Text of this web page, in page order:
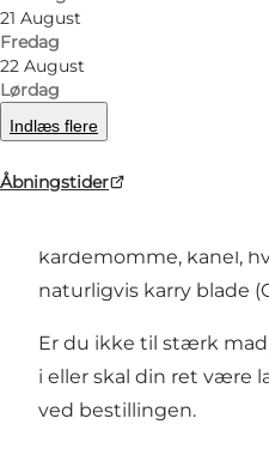
21 August
Fredag
22 August
Lørdag
Indlæs flere
Åbningstider
hvor der benyttes
kardemomme, kanel,
naturligvis karry blade
Er du ikke til stærk
i eller skal din ret være
ved bestillingen.